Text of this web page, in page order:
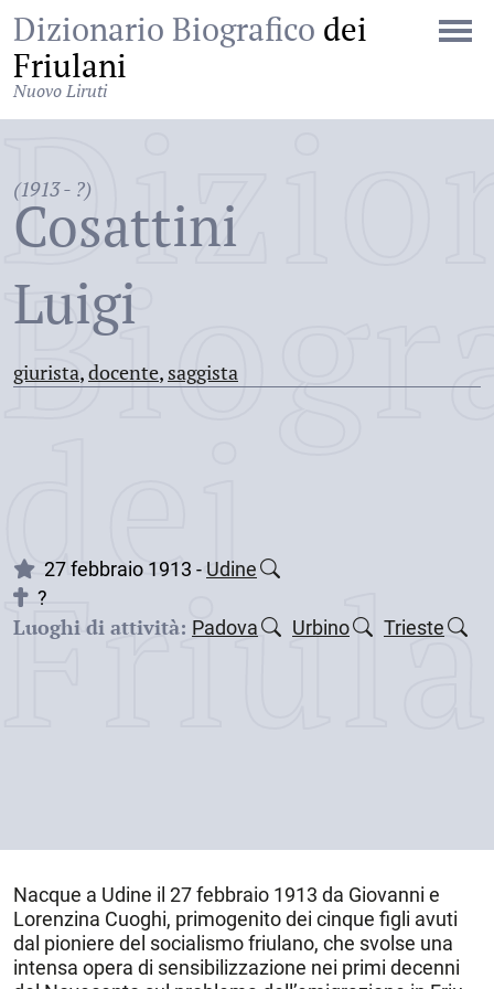
Dizionario Biografico dei
Friulani
Nuovo Liruti
(1913 - ?)
Cosattini
Luigi
giurista,docente, saggista
dei
27 febbraio 1913 - Udine
?
Luoghi di attività: Padova Urbino Trieste
Nacque a Udine il 27 febbraio 1913 da Giovanni e
Lorenzina Cuoghi, primogenito dei cinque figli avuti
dal pioniere del socialismo friulano, che svolse una
intensa opera di sensibilizzazione nei primi decenni